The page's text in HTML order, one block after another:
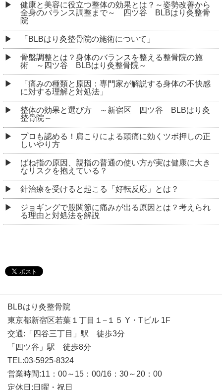
健康と美容に役立つ整体の効果とは？～姿勢改善から
全身のバランス調整まで～ 四ツ谷 BLBはり灸整骨
院
「BLBはり灸整骨院の施術について」
骨盤調整とは？身体のバランスを整える整骨院の施
術 ～四ツ谷 BLBはり灸整骨院～
「痛みの種類と原因：専門家が解説する身体の不快感
に対する理解と対処法」
整体の効果と選び方 ～新宿区 四ツ谷 BLBはり灸
整骨院～
プロも認める！肩こりによる頭痛に効くツボ押しの正
しいやり方
ばね指の原因、親指の普通の使い方が実は健康に大き
なリスクを抱えている？
針治療を受けると起こる「好転反応」とは？
ジョギングで股関節に痛みが出る原因とは？考えられ
る理由と対処法を解説
BLBはり灸整骨院
東京都新宿区若葉１丁目１−１５ Y・Tビル 1F
交通:「四谷三丁目」駅 徒歩3分
「四ツ谷」駅 徒歩8分
TEL:03-5925-8324
営業時間:11：00～15：00/16：30～20：00
定休日:日曜・祝日